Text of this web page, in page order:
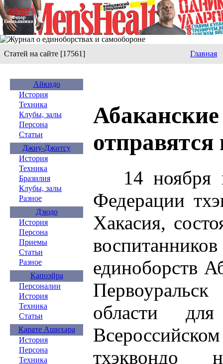
Статей на сайте [17561] Главная
Айкидо
История
Техника
Клубы, залы
Персона
Статьи
Джиу-Джитсу
История
Техника
Бразилия
Клубы, залы
Разное
Дзюдо
История
Персона
Приемы
Статьи
Разное
Капоэйра
Персоналии
История
Техника
Статьи
Карате Ашихара
История
Персона
Техника
14 ноября
Федерации
Хакасия,
единоборств
области